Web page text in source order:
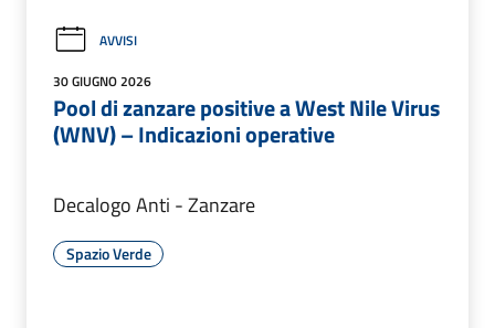
AVVISI
30 GIUGNO 2026
Pool di zanzare positive a West Nile Virus
(WNV) – Indicazioni operative
Decalogo Anti - Zanzare
Spazio Verde